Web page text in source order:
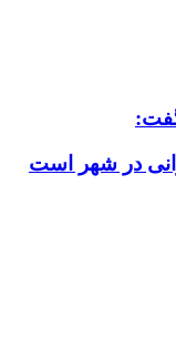
در شهر است